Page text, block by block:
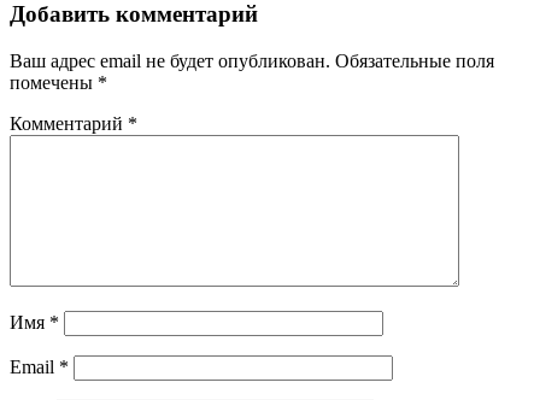
Добавить комментарий
Ваш адрес email не будет опубликован. Обязательные поля
помечены *
Комментарий *
Имя *
Email *